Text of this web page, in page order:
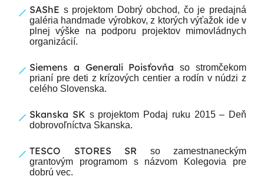
SAShE s projektom Dobrý obchod, čo je predajná
galéria handmade výrobkov, z ktorých výťažok ide v
plnej výške na podporu projektov mimovládnych
organizácií.
Siemens a Generali Poisťovňaso stromčekom
prianí pre deti z krízových centier a rodín v núdzi z
celého Slovenska.
Skanska SK s projektom Podaj ruku 2015 – Deň
dobrovoľníctva Skanska.
TESCO STORES SR
so zamestnaneckým
grantovým programom s názvom Kolegovia pre
dobrú vec.